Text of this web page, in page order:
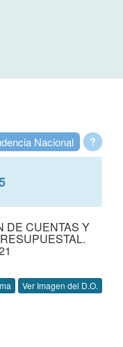
?
Nacional
DE CUENTAS Y
Ver Imagen del D.O.